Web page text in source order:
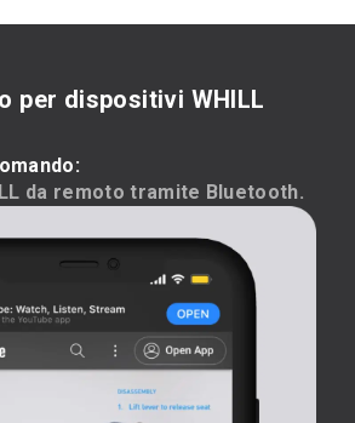
per dispositivi WHILL
da remoto tramite Bluetooth.